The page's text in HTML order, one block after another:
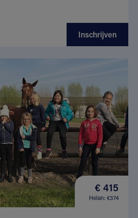
Inschrijven
€ 415
Helan: €374